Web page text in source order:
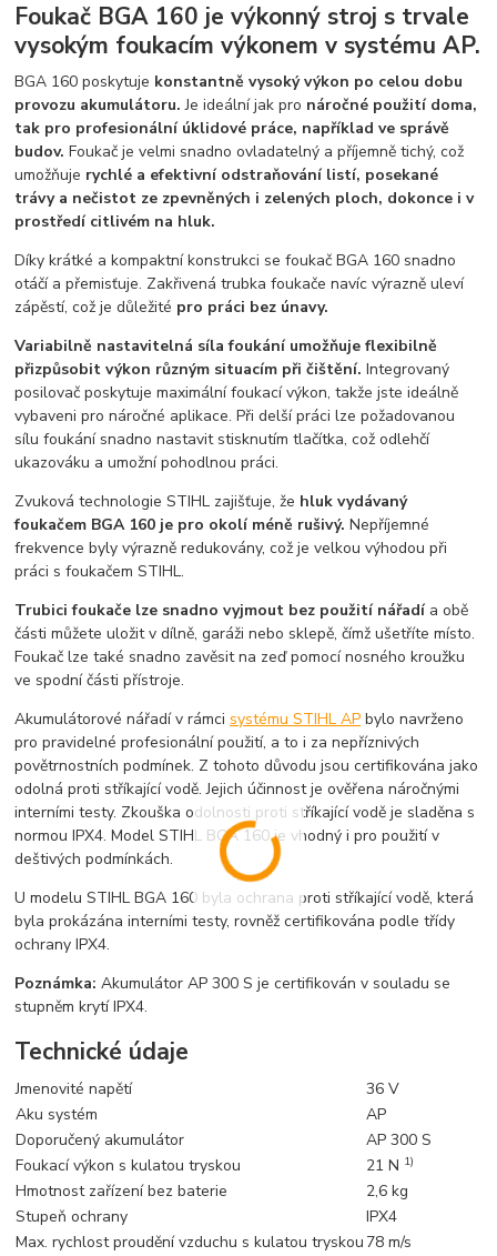
Foukač BGA 160 je výkonný stroj s trvale
vysokým foukacím výkonem v systému AP.
BGA 160 poskytuje konstantně vysoký výkon po celou dobu
provozu akumulátoru. Je ideální jak pro náročné použití doma,
tak pro profesionální úklidové práce, například ve správě
budov.Foukač je velmi snadno ovladatelný a příjemně tichý, což
umožňuje rychlé a efektivní odstraňování listí, posekané
trávy a nečistot ze zpevněných i zelených ploch, dokonce i v
prostředí citlivém na hluk.
Díky krátké a kompaktní konstrukci se foukač BGA 160 snadno
otáčí a přemisťuje. Zakřivená trubka foukače navíc výrazně uleví
zápěstí, což je důležité pro práci bez únavy.
Variabilně nastavitelná síla foukání umožňuje flexibilně
přizpůsobit výkon různým situacím při čištění. Integrovaný
posilovač poskytuje maximální foukací výkon, takže jste ideálně
vybaveni pro náročné aplikace. Při delší práci lze požadovanou
sílu foukání snadno nastavit stisknutím tlačítka, což odlehčí
ukazováku a umožní pohodlnou práci.
Zvuková technologie STIHL zajišťuje, že hluk vydávaný
foukačem BGA 160 je pro okolí méně rušivý. Nepříjemné
frekvence byly výrazně redukovány, což je velkou výhodou při
práci s foukačem STIHL.
Trubici foukače lze snadno vyjmout bez použití nářadí a obě
části můžete uložit v dílně, garáži nebo sklepě, čímž ušetříte místo.
Foukač lze také snadno zavěsit na zeď pomocí nosného kroužku
ve spodní části přístroje.
Akumulátorové nářadí v rámcisystému STIHL AP bylo navrženo
pro pravidelné profesionální použití, a to i za nepříznivých
povětrnostních podmínek. Z tohoto důvodu jsou certifikována jako
odolná proti stříkající vodě. Jejich účinnost je ověřena náročnými
interními testy. Zkouška odolnosti proti stříkající vodě je sladěna s
normou IPX4. Model STIHL BGA 160 je vhodný i pro použití v
deštivých podmínkách.
U modelu STIHL BGA 160 byla ochrana proti stříkající vodě, která
byla prokázána interními testy, rovněž certifikována podle třídy
ochrany IPX4.
Poznámka: Akumulátor AP 300 S je certifikován v souladu se
stupněm krytí IPX4.
Technické údaje
Jmenovité napětí
36 V
Aku systém
AP
Doporučený akumulátor
AP 300 S
Foukací výkon s kulatou tryskou
21 N 1)
Hmotnost zařízení bez baterie
2,6 kg
Stupeň ochrany
IPX4
Max. rychlost proudění vzduchu s kulatou tryskou 78 m/s